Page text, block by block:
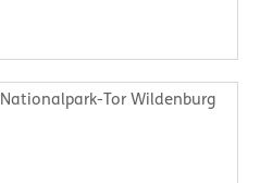
Nationalpark-Tor Wildenburg